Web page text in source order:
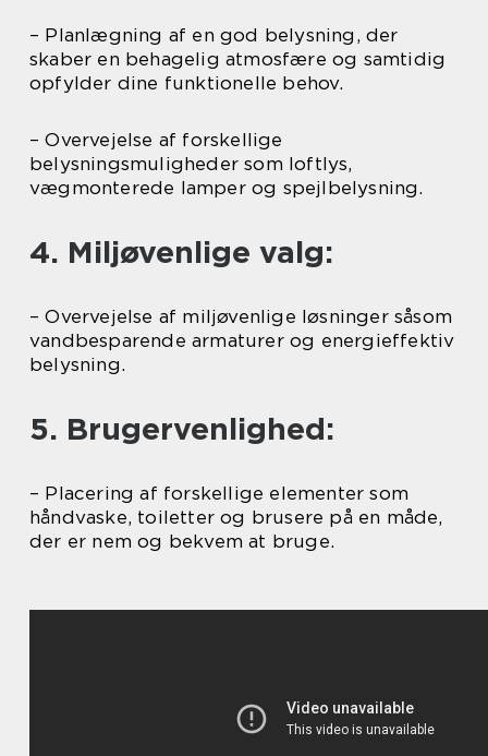
– Planlægning af en god belysning, der
skaber en behagelig atmosfære og samtidig
opfylder dine funktionelle behov.
– Overvejelse af forskellige
belysningsmuligheder som loftlys,
vægmonterede lamper og spejlbelysning.
4. Miljøvenlige valg:
– Overvejelse af miljøvenlige løsninger såsom
vandbesparende armaturer og energieffektiv
belysning.
5. Brugervenlighed:
– Placering af forskellige elementer som
håndvaske, toiletter og brusere på en måde,
der er nem og bekvem at bruge.